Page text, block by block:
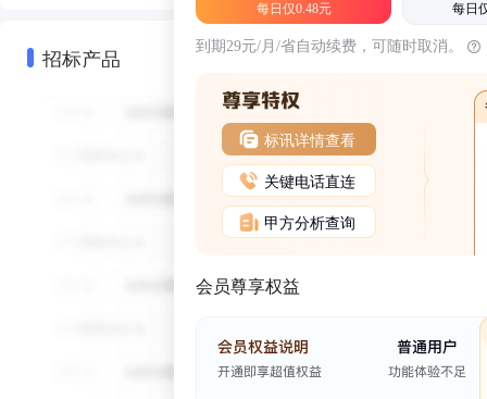
招标产品
每日仅0.48元 每日
到期29元/月/省自动续费，可随时取消。
标讯详情查看
关键电话直连
甲方分析查询
会员尊享权益